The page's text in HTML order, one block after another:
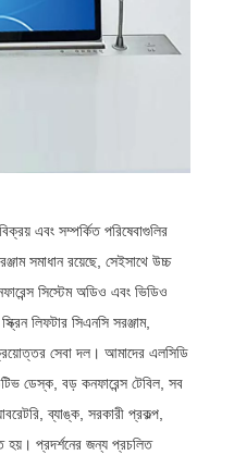
এবং সম্পর্কিত পরিষেবাগুলির
সমাধান রয়েছে, সেইসাথে উচ্চ
সিস্টেম অডিও এবং ভিডিও
লিফটার সিএনসি সরঞ্জাম,
সেবা দল। আমাদের এলসিডি
ডেস্ক, বড় কনফারেন্স টেবিল, সব
ব্যাঙ্ক, সরকারী প্রকল্প,
হয়। প্রদর্শনের জন্য প্রচলিত